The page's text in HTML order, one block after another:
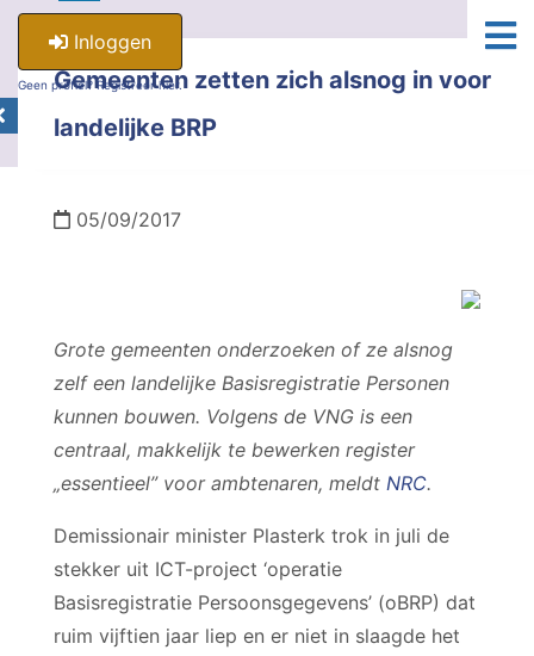
Inloggen
Geen profiel? Registreer hier.
Gemeenten zetten zich alsnog in voor
landelijke BRP
05/09/2017
Grote gemeenten onderzoeken of ze alsnog
zelf een landelijke Basisregistratie Personen
kunnen bouwen. Volgens de VNG is een
centraal, makkelijk te bewerken register
„essentieel” voor ambtenaren, meldt NRC.
Demissionair minister Plasterk trok in juli de
stekker uit ICT-project ‘operatie
Basisregistratie Persoonsgegevens’ (oBRP) dat
ruim vijftien jaar liep en er niet in slaagde het